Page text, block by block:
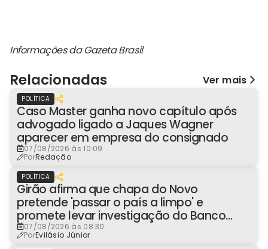
Informações da Gazeta Brasil
Relacionadas Ver mais
POLÍTICA
Caso Master ganha novo capítulo após
advogado ligado a Jaques Wagner
aparecer em empresa do consignado
07/08/2026 às 10:09
PorRedação
POLÍTICA
Girão afirma que chapa do Novo
pretende 'passar o país a limpo' e
promete levar investigação do Banco
Master à Presidência
07/08/2026 às 08:30
PorEvilásio Júnior